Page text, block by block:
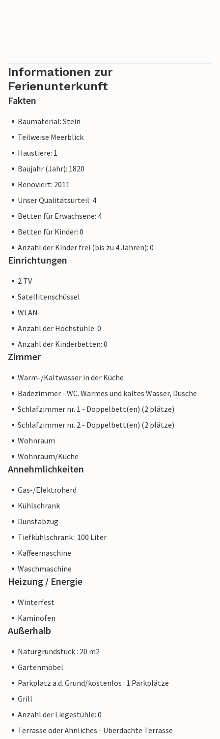
Informationen zur
Ferienunterkunft
Fakten
Baumaterial: Stein
Teilweise Meerblick
Haustiere: 1
Baujahr (Jahr): 1820
Renoviert: 2011
Unser Qualitätsurteil: 4
Betten für Erwachsene: 4
Betten für Kinder: 0
Anzahl der Kinder frei (bis zu 4 Jahren): 0
Einrichtungen
2 TV
Satellitenschüssel
WLAN
Anzahl der Hochstühle: 0
Anzahl der Kinderbetten: 0
Zimmer
Warm-/Kaltwasser in der Küche
Badezimmer - WC. Warmes und kaltes Wasser, Dusche
Schlafzimmer nr. 1 - Doppelbett(en) (2 plätze)
Schlafzimmer nr. 2 - Doppelbett(en) (2 plätze)
Wohnraum
Wohnraum/Küche
Annehmlichkeiten
Gas-/Elektroherd
Kühlschrank
Dunstabzug
Tiefkühlschrank : 100 Liter
Kaffeemaschine
Waschmaschine
Heizung / Energie
Winterfest
Kaminofen
Außerhalb
Naturgrundstück : 20 m2
Gartenmöbel
Parkplatz a.d. Grund/kostenlos : 1 Parkplätze
Grill
Anzahl der Liegestühle: 0
Terrasse oder Ähnliches - Überdachte Terrasse